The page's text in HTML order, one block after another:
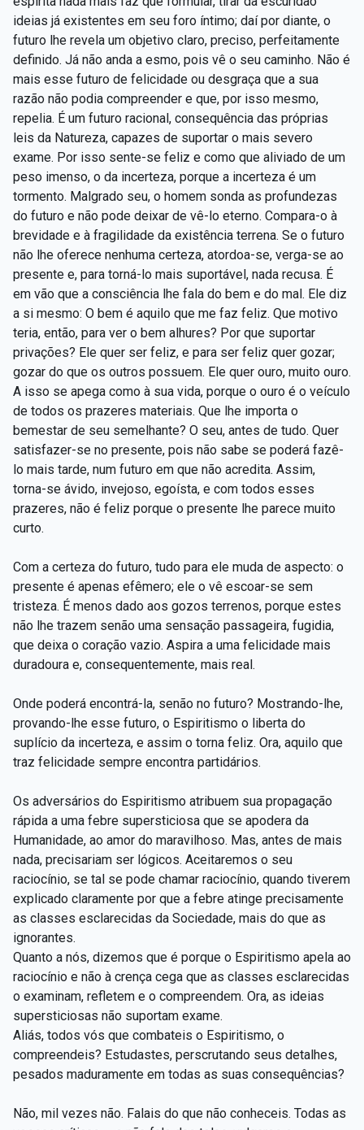
ideias já existentes em seu foro íntimo; daí por diante, o
futuro lhe revela um objetivo claro, preciso, perfeitamente
definido. Já não anda a esmo, pois vê o seu caminho. Não é
mais esse futuro de felicidade ou desgraça que a sua
razão não podia compreender e que, por isso mesmo,
repelia. É um futuro racional, consequência das próprias
leis da Natureza, capazes de suportar o mais severo
exame. Por isso sente-se feliz e como que aliviado de um
peso imenso, o da incerteza, porque a incerteza é um
tormento. Malgrado seu, o homem sonda as profundezas
do futuro e não pode deixar de vê-lo eterno. Compara-o à
brevidade e à fragilidade da existência terrena. Se o futuro
não lhe oferece nenhuma certeza, atordoa-se, verga-se ao
presente e, para torná-lo mais suportável, nada recusa. É
em vão que a consciência lhe fala do bem e do mal. Ele diz
a si mesmo: O bem é aquilo que me faz feliz. Que motivo
teria, então, para ver o bem alhures? Por que suportar
privações? Ele quer ser feliz, e para ser feliz quer gozar;
gozar do que os outros possuem. Ele quer ouro, muito ouro.
A isso se apega como à sua vida, porque o ouro é o veículo
de todos os prazeres materiais. Que lhe importa o
bemestar de seu semelhante? O seu, antes de tudo. Quer
satisfazer-se no presente, pois não sabe se poderá fazê-
lo mais tarde, num futuro em que não acredita. Assim,
torna-se ávido, invejoso, egoísta, e com todos esses
prazeres, não é feliz porque o presente lhe parece muito
curto.
Com a certeza do futuro, tudo para ele muda de aspecto: o
presente é apenas efêmero; ele o vê escoar-se sem
tristeza. É menos dado aos gozos terrenos, porque estes
não lhe trazem senão uma sensação passageira, fugidia,
que deixa o coração vazio. Aspira a uma felicidade mais
duradoura e, consequentemente, mais real.
Onde poderá encontrá-la, senão no futuro? Mostrando-lhe,
provando-lhe esse futuro, o Espiritismo o liberta do
suplício da incerteza, e assim o torna feliz. Ora, aquilo que
traz felicidade sempre encontra partidários.
Os adversários do Espiritismo atribuem sua propagação
rápida a uma febre supersticiosa que se apodera da
Humanidade, ao amor do maravilhoso. Mas, antes de mais
nada, precisariam ser lógicos. Aceitaremos o seu
raciocínio, se tal se pode chamar raciocínio, quando tiverem
explicado claramente por que a febre atinge precisamente
as classes esclarecidas da Sociedade, mais do que as
ignorantes.
Quanto a nós, dizemos que é porque o Espiritismo apela ao
raciocínio e não à crença cega que as classes esclarecidas
o examinam, refletem e o compreendem. Ora, as ideias
supersticiosas não suportam exame.
Aliás, todos vós que combateis o Espiritismo, o
compreendeis? Estudastes, perscrutando seus detalhes,
pesados maduramente em todas as suas consequências?
Não, mil vezes não. Falais do que não conheceis. Todas as